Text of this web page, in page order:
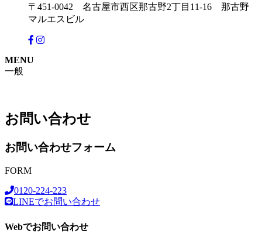
〒451-0042 名古屋市西区那古野2丁目11-16 那古野
マルエスビル
MENU
一般
お問い合わせ
お問い合わせフォーム
FORM
0120-224-223
LINEでお問い合わせ
Webでお問い合わせ